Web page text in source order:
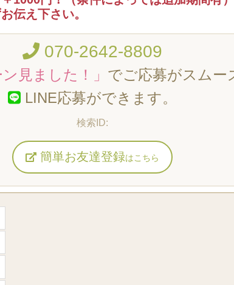
伝え下さい。
070-2642-8809
見ました！」 でご応募がスムー
LINE応募ができます。
簡単お友達登録はこちら